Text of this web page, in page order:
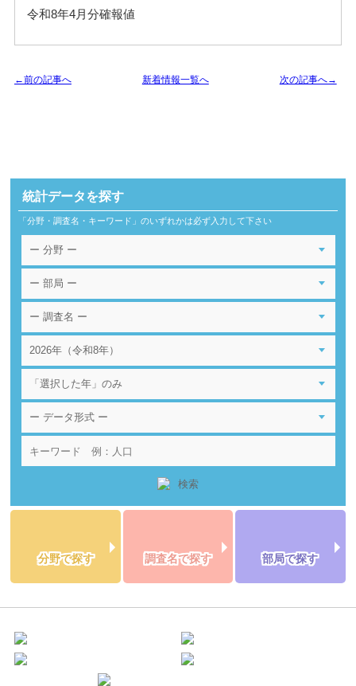
令和8年4月分確報値
←前の記事へ 新着情報一覧へ 次の記事へ→
統計データを探す
「分野・調査名・キーワード」のいずれかは必ず入力して下さい
分野で探す 調査名で探す 部局で探す